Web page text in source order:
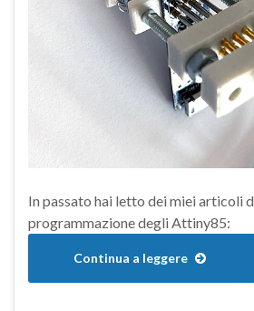
In passato hai letto dei miei articoli
programmazione degli Attiny85:
Continua a leggere